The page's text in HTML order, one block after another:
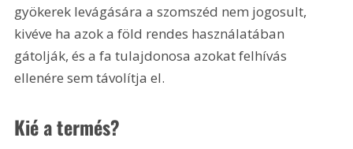
gyökerek levágására a szomszéd nem jogosult,
kivéve ha azok a föld rendes használatában
gátolják, és a fa tulajdonosa azokat felhívás
ellenére sem távolítja el.
Kié a termés?